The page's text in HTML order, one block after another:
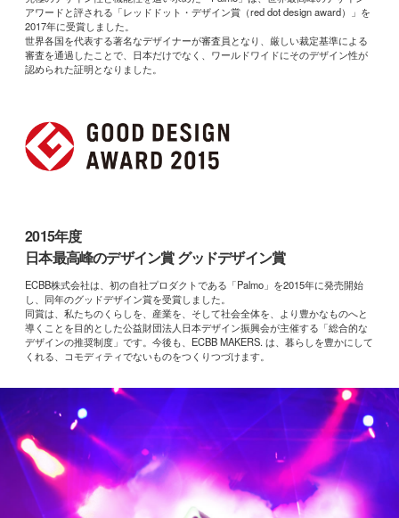
アワードと評される「レッドドット・デザイン賞（red dot design award）」を
2017年に受賞しました。
世界各国を代表する著名なデザイナーが審査員となり、厳しい裁定基準による
審査を通過したことで、日本だけでなく、ワールドワイドにそのデザイン性が
認められた証明となりました。
2015年度
日本最高峰のデザイン賞 グッドデザイン賞
ECBB株式会社は、初の自社プロダクトである「Palmo」を2015年に発売開始
し、同年のグッドデザイン賞を受賞しました。
同賞は、私たちのくらしを、産業を、そして社会全体を、より豊かなものへと
導くことを目的とした公益財団法人日本デザイン振興会が主催する「総合的な
デザインの推奨制度」です。今後も、ECBB MAKERS. は、暮らしを豊かにして
くれる、コモディティでないものをつくりつづけます。